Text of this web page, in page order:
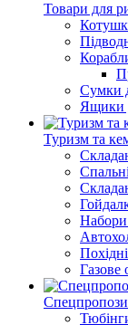
Товари для
Сумки
Ящики
Туризм та
Набори
Газове